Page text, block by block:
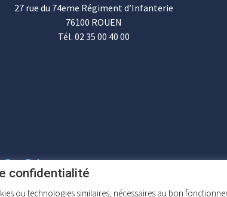
27 rue du 74eme Régiment d’Infanterie
76100 ROUEN
Tél. 02 35 00 40 00
confidentialité
ou technologies similaires, nécessaires au bon